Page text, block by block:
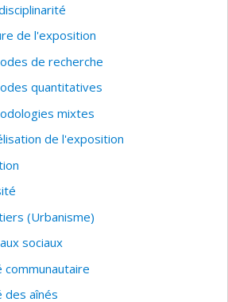
de l'exposition
de recherche
quantitatives
mixtes
de l'exposition
(Urbanisme)
sociaux
communautaire
des aînés